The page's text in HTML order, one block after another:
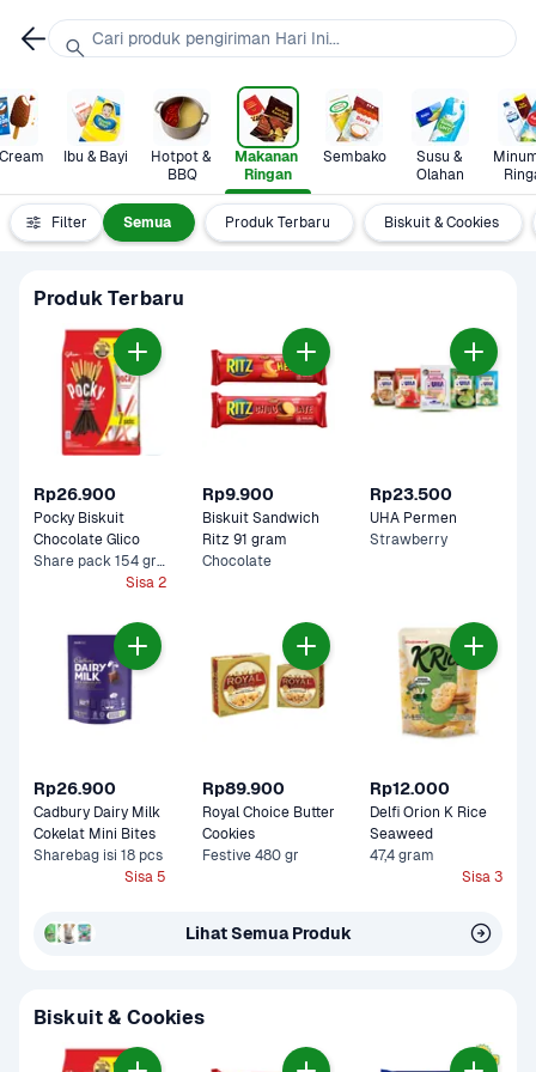
Ibu & Bayi
Hotpot &
BBQ
Makanan
Ringan
Sembako
Susu &
Olahan
Filter Semua Produk Terbaru Biskuit & Cookies
Produk Terbaru
Rp26.900
Pocky Biskuit
Share pack 154 gram
Sisa 2
Rp9.900
Biskuit Sandwich
Ritz 91 gram
Chocolate
Rp23.500
Strawberry
Rp26.900
Cadbury Dairy Milk
Cokelat Mini Bites
Sharebag isi 18 pcs
Sisa 5
Rp89.900
Royal Choice Butter
Cookies
Festive 480 gr
Rp12.000
Delfi Orion K Rice
47,4 gram
Sisa 3
Lihat Semua Produk
Biskuit & Cookies
Cari produk pengiriman Hari Ini...